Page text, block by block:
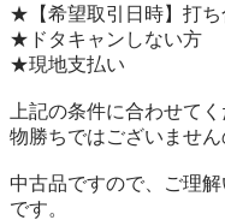
★【希望取引日時】打ち
★ドタキャンしない方
★現地支払い
上記の条件に合わせて
物勝ちではございません
中古品ですので、ご理
です。